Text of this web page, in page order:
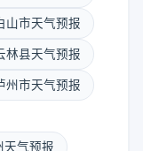
山市天气预报
林县天气预报
州市天气预报
天气预报